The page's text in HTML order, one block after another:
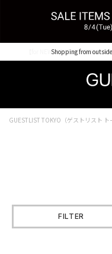
Shopping from
【for NEW MEMBER】新規
GUESTLIST TOKYO（ゲストリスト
FILTER